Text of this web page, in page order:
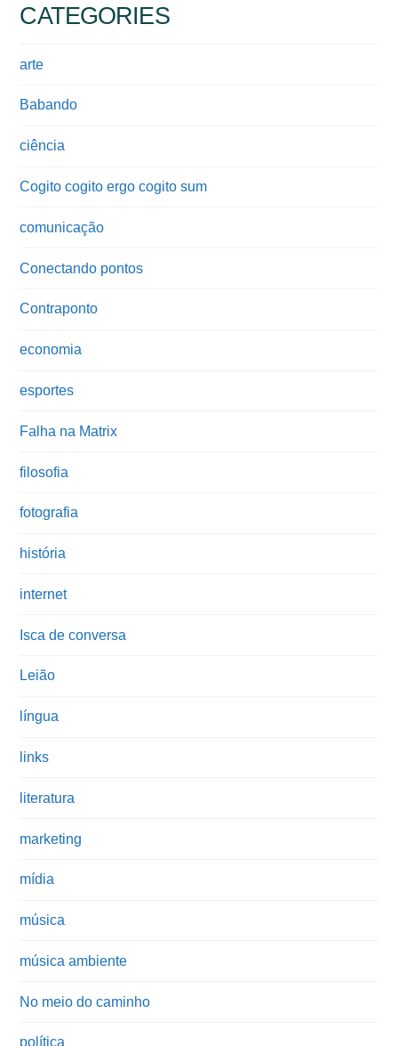
CATEGORIES
arte
Babando
ciência
Cogito cogito ergo cogito sum
comunicação
Conectando pontos
Contraponto
economia
esportes
Falha na Matrix
filosofia
fotografia
história
internet
Isca de conversa
Leião
língua
links
literatura
marketing
mídia
música
música ambiente
No meio do caminho
política